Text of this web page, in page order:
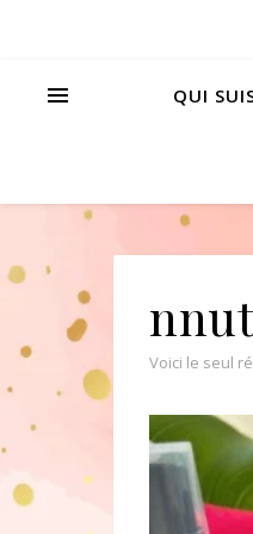
QUI
Voici le seul